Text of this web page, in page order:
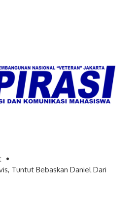
Tuntut Bebaskan Daniel Dari